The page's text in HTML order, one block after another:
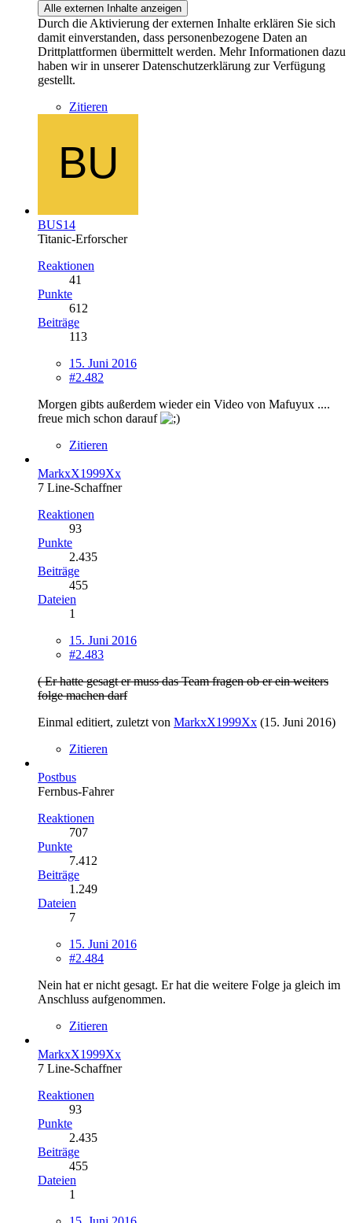
Alle externen Inhalte anzeigen
Durch die Aktivierung der externen Inhalte erklären Sie sich
damit einverstanden, dass personenbezogene Daten an
Drittplattformen übermittelt werden. Mehr Informationen dazu
haben wir in unserer Datenschutzerklärung zur Verfügung
gestellt.
Zitieren
BUS14
Titanic-Erforscher
Reaktionen
41
Punkte
612
Beiträge
113
15. Juni 2016
#2.482
Morgen gibts außerdem wieder ein Video von Mafuyux ....
freue mich schon darauf
Zitieren
MarkxX1999Xx
7 Line-Schaffner
Reaktionen
93
Punkte
2.435
Beiträge
455
Dateien
1
15. Juni 2016
#2.483
( Er hatte gesagt er muss das Team fragen ob er ein weiters
folge machen darf
Einmal editiert, zuletzt von MarkxX1999Xx (15. Juni 2016)
Zitieren
Postbus
Fernbus-Fahrer
Reaktionen
707
Punkte
7.412
Beiträge
1.249
Dateien
7
15. Juni 2016
#2.484
Nein hat er nicht gesagt. Er hat die weitere Folge ja gleich im
Anschluss aufgenommen.
Zitieren
MarkxX1999Xx
7 Line-Schaffner
Reaktionen
93
Punkte
2.435
Beiträge
455
Dateien
1